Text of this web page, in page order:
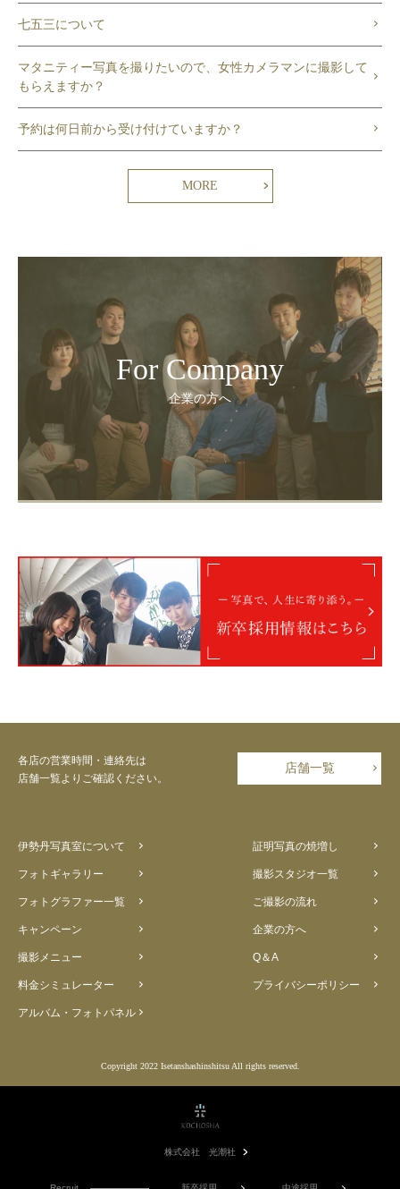
七五三について
マタニティー写真を撮りたいので、女性カメラマンに撮影して
もらえますか？
予約は何日前から受け付けていますか？
MORE
For Company
企業の方へ
各店の営業時間・連絡先は
店舗一覧よりご確認ください。
店舗一覧
伊勢丹写真室について 証明写真の焼増し
フォトギャラリー 撮影スタジオ一覧
フォトグラファー一覧 ご撮影の流れ
キャンペーン 企業の方へ
撮影メニュー Q＆A
料金シミュレーター プライバシーポリシー
アルバム・フォトパネル
Copyright 2022 Isetanshashinshitsu All rights reserved.
株式会社 光潮社